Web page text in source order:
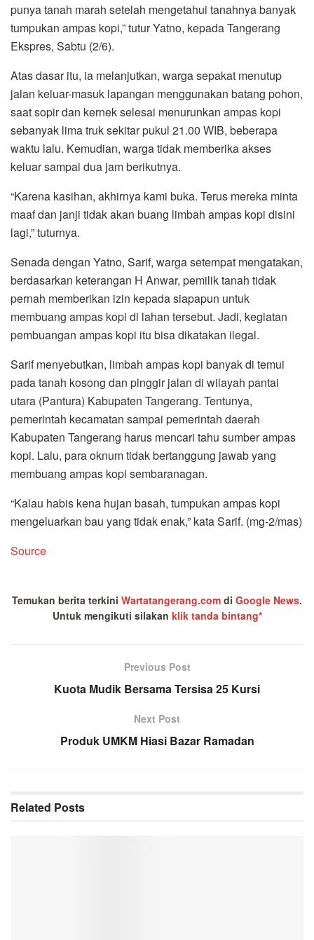
punya tanah marah setelah mengetahui tanahnya banyak
tumpukan ampas kopi,” tutur Yatno, kepada Tangerang
Ekspres, Sabtu (2/6).
Atas dasar itu, ia melanjutkan, warga sepakat menutup
jalan keluar-masuk lapangan menggunakan batang pohon,
saat sopir dan kernek selesai menurunkan ampas kopi
sebanyak lima truk sekitar pukul 21.00 WIB, beberapa
waktu lalu. Kemudian, warga tidak memberika akses
keluar sampai dua jam berikutnya.
“Karena kasihan, akhirnya kami buka. Terus mereka minta
maaf dan janji tidak akan buang limbah ampas kopi disini
lagi,” tuturnya.
Senada dengan Yatno, Sarif, warga setempat mengatakan,
berdasarkan keterangan H Anwar, pemilik tanah tidak
pernah memberikan izin kepada siapapun untuk
membuang ampas kopi di lahan tersebut. Jadi, kegiatan
pembuangan ampas kopi itu bisa dikatakan ilegal.
Sarif menyebutkan, limbah ampas kopi banyak di temui
pada tanah kosong dan pinggir jalan di wilayah pantai
utara (Pantura) Kabupaten Tangerang. Tentunya,
pemerintah kecamatan sampai pemerintah daerah
Kabupaten Tangerang harus mencari tahu sumber ampas
kopi. Lalu, para oknum tidak bertanggung jawab yang
membuang ampas kopi sembaranagan.
“Kalau habis kena hujan basah, tumpukan ampas kopi
mengeluarkan bau yang tidak enak,” kata Sarif. (mg-2/mas)
Source
Temukan berita terkini Wartatangerang.com di Google News.
Untuk mengikuti silakan klik tanda bintang*
Previous Post
Kuota Mudik Bersama Tersisa 25 Kursi
Next Post
Produk UMKM Hiasi Bazar Ramadan
Related Posts